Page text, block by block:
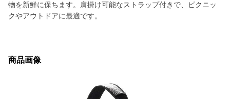
物を新鮮に保ちます。肩掛け可能なストラップ付きで、ピクニッ
クやアウトドアに最適です。
商品画像